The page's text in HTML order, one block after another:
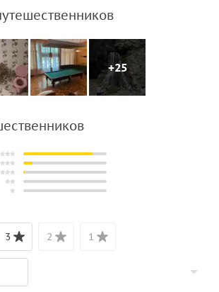
+25
3 2 1